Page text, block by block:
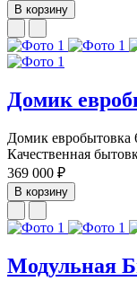
В корзину
Домик
Домик евробытовка
Качественная
369 000 ₽
В корзину
Модульная